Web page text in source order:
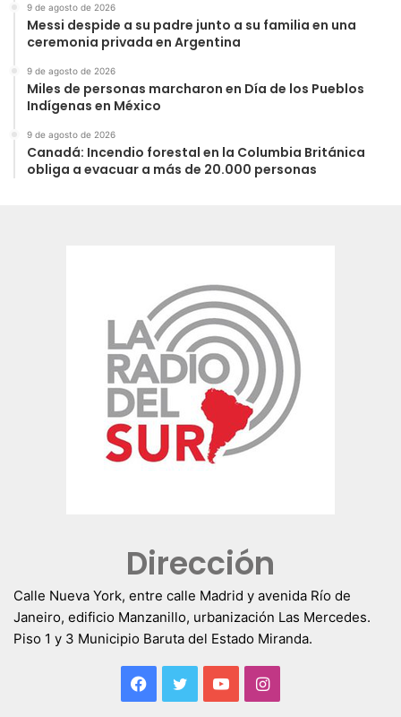
9 de agosto de 2026
Messi despide a su padre junto a su familia en una
ceremonia privada en Argentina
9 de agosto de 2026
Miles de personas marcharon en Día de los Pueblos
Indígenas en México
9 de agosto de 2026
Canadá: Incendio forestal en la Columbia Británica
obliga a evacuar a más de 20.000 personas
Dirección
Calle Nueva York, entre calle Madrid y avenida Río de
Janeiro, edificio Manzanillo, urbanización Las Mercedes.
Piso 1 y 3 Municipio Baruta del Estado Miranda.
Facebook
TwitterYouTubeInstagram